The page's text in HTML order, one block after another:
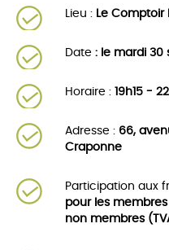
Lieu : Le Comptoir
Date : le mardi 30
Horaire : 19h15 -
Adresse : 66,
Craponne
Participation aux
pour les
non membres